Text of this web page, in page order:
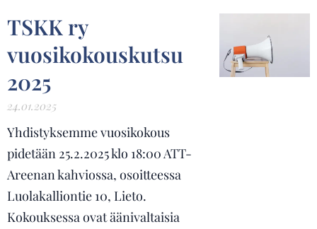
TSKK ry
vuosikokouskutsu
2025
24.01.2025
Yhdistyksemme vuosikokous
pidetään 25.2.2025 klo 18:00 ATT-
Areenan kahviossa, osoitteessa
Luolakalliontie 10, Lieto.
Kokouksessa ovat äänivaltaisia